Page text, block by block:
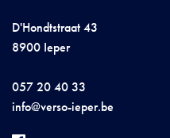
D'Hondtstraat 43
8900 Ieper
057 20 40 33
info@verso-ieper.be